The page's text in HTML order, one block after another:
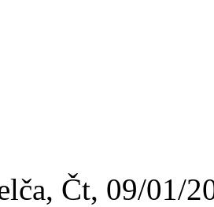
Čt, 09/01/